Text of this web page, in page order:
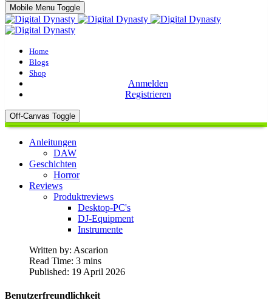
Mobile Menu Toggle
Home
Blogs
Shop
Anmelden
Registrieren
Off-Canvas Toggle
Anleitungen
DAW
Geschichten
Horror
Reviews
Produktreviews
Desktop-PC's
DJ-Equipment
Instrumente
Written by: Ascarion
Read Time: 3 mins
Published: 19 April 2026
Benutzerfreundlichkeit